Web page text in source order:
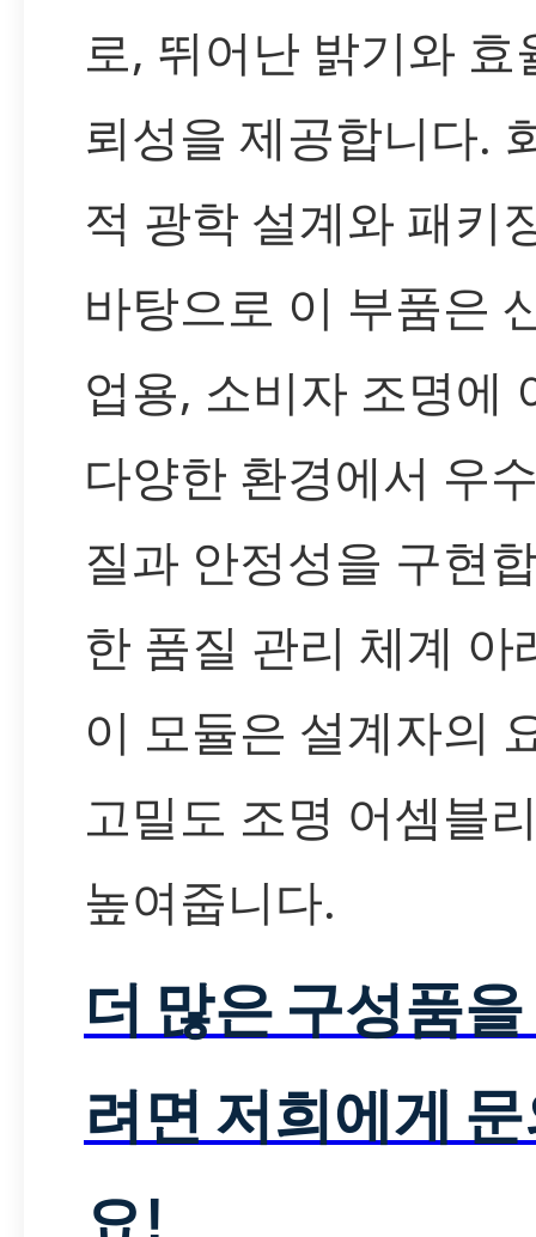
로, 뛰어난 밝기와 효
뢰성을 제공합니다.
적 광학 설계와 패키
바탕으로 이 부품은
업용, 소비자 조명에
다양한 환경에서 우
질과 안정성을 구현
한 품질 관리 체계 아
이 모듈은 설계자의
고밀도 조명 어셈블
높여줍니다.
더 많은 구성품
려면 저희에게
요!